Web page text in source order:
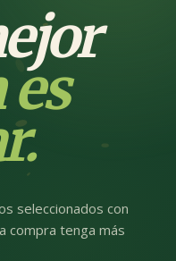
seleccionados con
compra tenga más